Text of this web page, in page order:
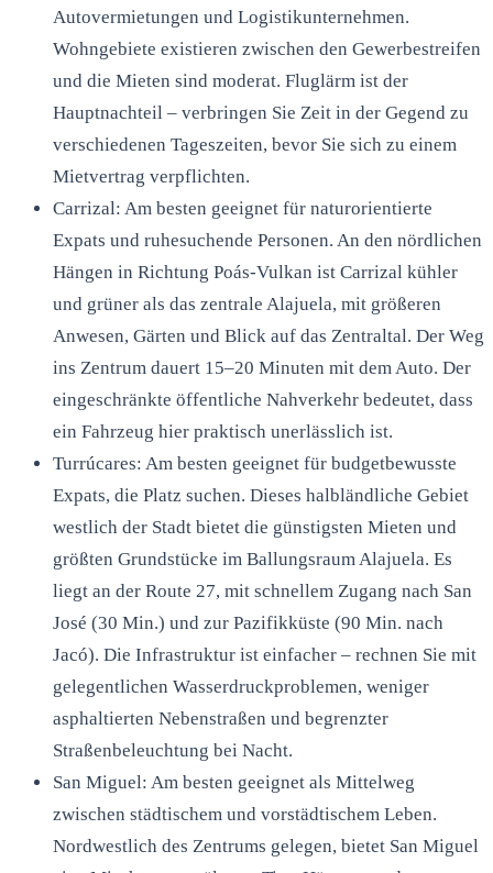
Autovermietungen und Logistikunternehmen.
Wohngebiete existieren zwischen den Gewerbestreifen
und die Mieten sind moderat. Fluglärm ist der
Hauptnachteil – verbringen Sie Zeit in der Gegend zu
verschiedenen Tageszeiten, bevor Sie sich zu einem
Mietvertrag verpflichten.
Carrizal: Am besten geeignet für naturorientierte
Expats und ruhesuchende Personen. An den nördlichen
Hängen in Richtung Poás-Vulkan ist Carrizal kühler
und grüner als das zentrale Alajuela, mit größeren
Anwesen, Gärten und Blick auf das Zentraltal. Der Weg
ins Zentrum dauert 15–20 Minuten mit dem Auto. Der
eingeschränkte öffentliche Nahverkehr bedeutet, dass
ein Fahrzeug hier praktisch unerlässlich ist.
Turrúcares: Am besten geeignet für budgetbewusste
Expats, die Platz suchen. Dieses halbländliche Gebiet
westlich der Stadt bietet die günstigsten Mieten und
größten Grundstücke im Ballungsraum Alajuela. Es
liegt an der Route 27, mit schnellem Zugang nach San
José (30 Min.) und zur Pazifikküste (90 Min. nach
Jacó). Die Infrastruktur ist einfacher – rechnen Sie mit
gelegentlichen Wasserdruckproblemen, weniger
asphaltierten Nebenstraßen und begrenzter
Straßenbeleuchtung bei Nacht.
San Miguel: Am besten geeignet als Mittelweg
zwischen städtischem und vorstädtischem Leben.
Nordwestlich des Zentrums gelegen, bietet San Miguel